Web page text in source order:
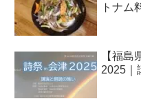
トナム
【福
2025｜